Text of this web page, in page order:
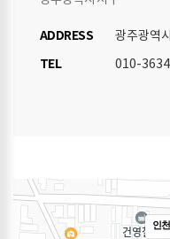
ADDRESS 광주광역
TEL 010-
인